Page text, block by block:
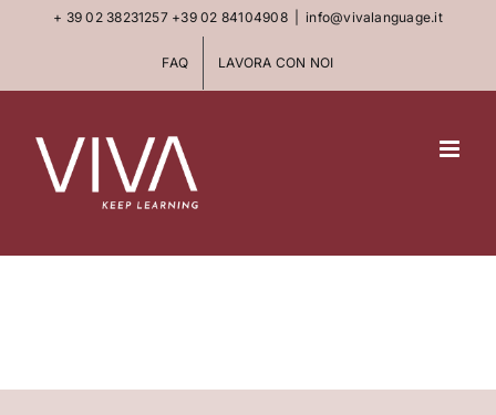
+ 39 02 38231257 +39 02 84104908 info@vivalanguage.it
FAQ LAVORA CON NOI